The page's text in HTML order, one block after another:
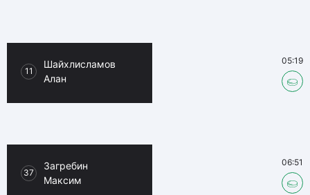
11
Шайхлисламов
Алан
05:19
37
Загребин
Максим
06:51